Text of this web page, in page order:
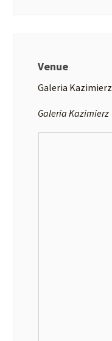
Venue
Galeria Kazimierz
Galeria Kazimierz